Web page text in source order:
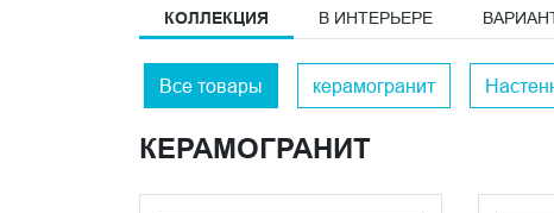
КОЛЛЕКЦИЯ В ИНТЕРЬЕРЕ
Все товары керамогранит
КЕРАМОГРАНИТ